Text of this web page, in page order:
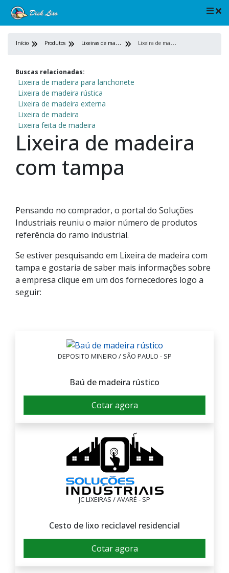
Início Produtos L
ixeiras de madeira L
ixeira de madeira com tampa
Buscas relacionadas:
Lixeira de madeira para lanchonete
Lixeira de madeira rústica
Lixeira de madeira externa
Lixeira de madeira
Lixeira feita de madeira
Lixeira de madeira
com tampa
Pensando no comprador, o portal do Soluções
Industriais reuniu o maior número de produtos
referência do ramo industrial.
Se estiver pesquisando em Lixeira de madeira com
tampa e gostaria de saber mais informações sobre
a empresa clique em um dos fornecedores logo a
seguir:
DEPOSITO MINEIRO / SÃO PAULO - SP
Baú de madeira rústico
Cotar agora
JC LIXEIRAS / AVARÉ - SP
Cesto de lixo reciclavel residencial
Cotar agora